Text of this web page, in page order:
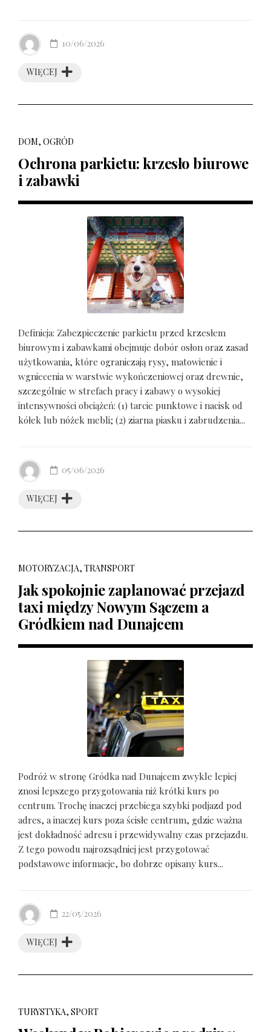
WIĘCEJ
10/06/2026
DOM, OGRÓD
Ochrona parkietu: krzesło biurowe
i zabawki
Definicja: Zabezpieczenie parkietu przed krzesłem
biurowym i zabawkami obejmuje dobór osłon oraz zasad
użytkowania, które ograniczają rysy, matowienie i
wgniecenia w warstwie wykończeniowej oraz drewnie,
szczególnie w strefach pracy i zabawy o wysokiej
intensywności obciążeń: (1) tarcie punktowe i nacisk od
kółek lub nóżek mebli; (2) ziarna piasku i zabrudzenia...
WIĘCEJ
05/06/2026
MOTORYZACJA, TRANSPORT
Jak spokojnie zaplanować przejazd
taxi między Nowym Sączem a
Gródkiem nad Dunajcem
Podróż w stronę Gródka nad Dunajcem zwykle lepiej
znosi lepszego przygotowania niż krótki kurs po
centrum. Trochę inaczej przebiega szybki podjazd pod
adres, a inaczej kurs poza ścisłe centrum, gdzie ważna
jest dokładność adresu i przewidywalny czas przejazdu.
Z tego powodu najrozsądniej jest przygotować
podstawowe informacje, bo dobrze opisany kurs...
WIĘCEJ
22/05/2026
TURYSTYKA, SPORT